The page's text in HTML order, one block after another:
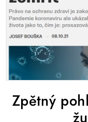
Zpětný